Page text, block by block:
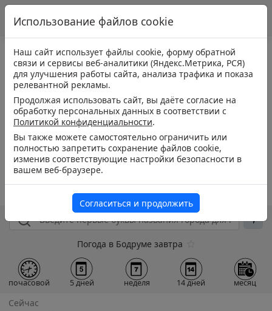
Погода в Бодруме завтра
почасовой 5 дней неделя 14 дней месяц
Сейчас
Использование файлов cookie
Наш сайт использует файлы cookie, форму обратной
связи и сервисы веб-аналитики (Яндекс.Метрика, РСЯ)
для улучшения работы сайта, анализа трафика и показа
релевантной рекламы.
Продолжая использовать сайт, вы даёте согласие на
обработку персональных данных в соответствии с
Политикой конфиденциальности.
Вы также можете самостоятельно ограничить или
полностью запретить сохранение файлов cookie,
изменив соответствующие настройки безопасности в
вашем веб-браузере.
Согласиться и продолжить